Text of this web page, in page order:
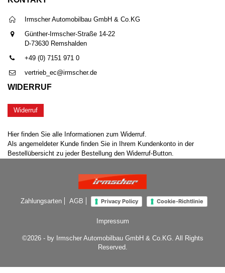
Irmscher Automobilbau GmbH & Co.KG
Günther-Irmscher-Straße 14-22
D-73630 Remshalden
+49 (0) 7151 971 0
vertrieb_ec@irmscher.de
WIDERRUF
Widerruf
Hier finden Sie alle Informationen zum Widerruf.
Als angemeldeter Kunde finden Sie in Ihrem Kundenkonto in der
Bestellübersicht zu jeder Bestellung den Widerruf-Button.
Zahlungsarten AGB Privacy Policy Cookie-Richtlinie
Impressum
©2026 - by Irmscher Automobilbau GmbH & Co.KG. All Rights
Reserved.